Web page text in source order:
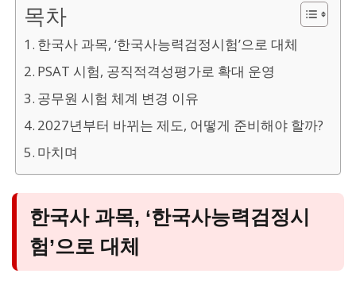
목차
한국사 과목, ‘한국사능력검정시험’으로 대체
PSAT 시험, 공직적격성평가로 확대 운영
공무원 시험 체계 변경 이유
2027년부터 바뀌는 제도, 어떻게 준비해야 할까?
마치며
한국사 과목, ‘한국사능력검정시
험’으로 대체